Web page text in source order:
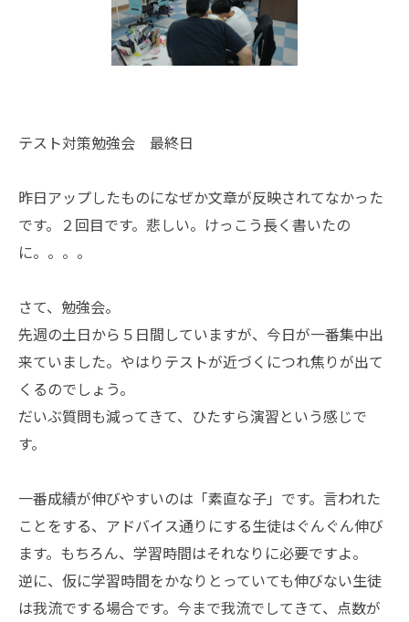
テスト対策勉強会 最終日
昨日アップしたものになぜか文章が反映されてなかった
です。２回目です。悲しい。けっこう長く書いたの
に。。。。
さて、勉強会。
先週の土日から５日間していますが、今日が一番集中出
来ていました。やはりテストが近づくにつれ焦りが出て
くるのでしょう。
だいぶ質問も減ってきて、ひたすら演習という感じで
す。
一番成績が伸びやすいのは「素直な子」です。言われた
ことをする、アドバイス通りにする生徒はぐんぐん伸び
ます。もちろん、学習時間はそれなりに必要ですよ。
逆に、仮に学習時間をかなりとっていても伸びない生徒
は我流でする場合です。今まで我流でしてきて、点数が